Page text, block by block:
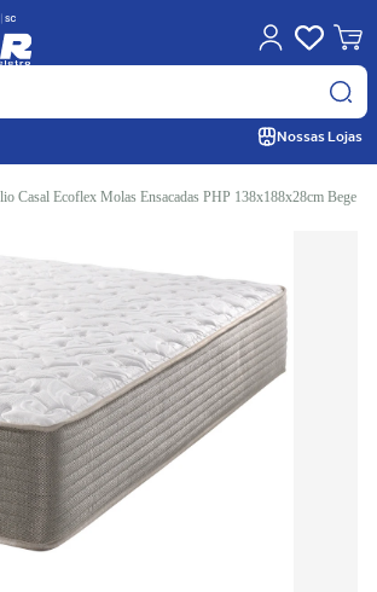
Nossas Lojas
Casal Ecoflex Molas Ensacadas PHP 138x188x28cm Bege